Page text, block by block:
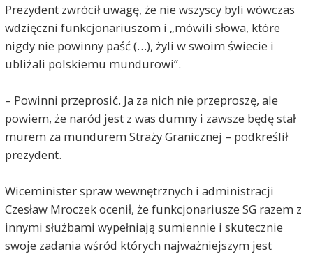
Prezydent zwrócił uwagę, że nie wszyscy byli wówczas
wdzięczni funkcjonariuszom i „mówili słowa, które
nigdy nie powinny paść (…), żyli w swoim świecie i
ubliżali polskiemu mundurowi”.
– Powinni przeprosić. Ja za nich nie przeproszę, ale
powiem, że naród jest z was dumny i zawsze będę stał
murem za mundurem Straży Granicznej – podkreślił
prezydent.
Wiceminister spraw wewnętrznych i administracji
Czesław Mroczek ocenił, że funkcjonariusze SG razem z
innymi służbami wypełniają sumiennie i skutecznie
swoje zadania wśród których najważniejszym jest